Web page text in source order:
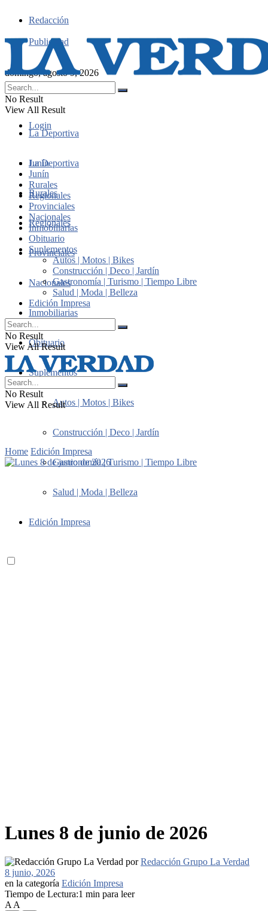
Redacción
Publicidad
domingo, agosto 9, 2026
Login
No Result
View All Result
La Deportiva
Junín
Rurales
Regionales
Provinciales
Nacionales
Inmobiliarias
Obituario
Suplementos
Autos | Motos | Bikes
Construcción | Deco | Jardín
Gastronomía | Turismo | Tiempo Libre
Salud | Moda | Belleza
Edición Impresa
La Deportiva
Junín
Rurales
Regionales
Provinciales
Nacionales
Inmobiliarias
Obituario
Suplementos
Autos | Motos | Bikes
Construcción | Deco | Jardín
Gastronomía | Turismo | Tiempo Libre
Salud | Moda | Belleza
Edición Impresa
No Result
View All Result
No Result
View All Result
Home Edición Impresa
Lunes 8 de junio de 2026
por Redacción Grupo La Verdad
8 junio, 2026
en la categoría Edición Impresa
Tiempo de Lectura:1 min para leer
A A